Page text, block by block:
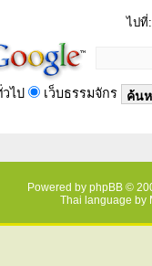
ไปที่:
ไป เว็บธรรมจักร
Powered by phpBB ©
Thai language by